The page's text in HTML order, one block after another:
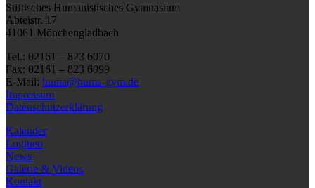
Stiftisches Humanistisches Gymnasium
Abteistr. 17
41061 Mönchengladbach
Tel.: 02161 – 823 6070
Fax: 02161 – 823 6099
E-Mail: huma@huma-gym.de
Impressum
Datenschutzerklärung
Kalender
Logineo
News
Galerie & Videos
Kontakt